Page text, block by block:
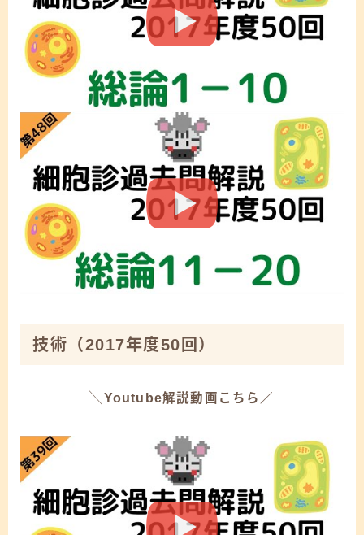
技術 （2017年度50回）
╲Youtube解説動画こちら／